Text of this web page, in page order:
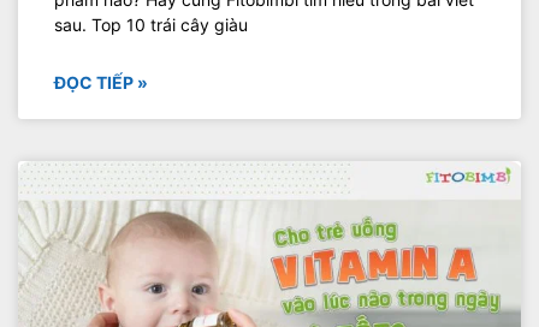
sau. Top 10 trái cây giàu
ĐỌC TIẾP »